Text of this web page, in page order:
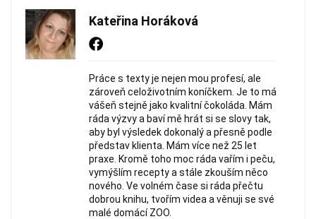
Kateřina Horáková
Práce s texty je nejen mou profesí, ale
zároveň celoživotním koníčkem. Je to má
vášeň stejně jako kvalitní čokoláda. Mám
ráda výzvy a baví mě hrát si se slovy tak,
aby byl výsledek dokonalý a přesně podle
představ klienta. Mám více než 25 let
praxe. Kromě toho moc ráda vařím i peču,
vymýšlím recepty a stále zkouším něco
nového. Ve volném čase si ráda přečtu
dobrou knihu, tvořím videa a věnuji se své
malé domácí ZOO.